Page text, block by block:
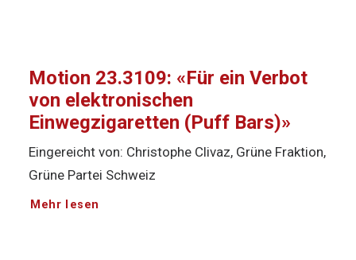
Motion 23.3109: «Für ein Verbot
von elektronischen
Einwegzigaretten (Puff Bars)»
Eingereicht von: Christophe Clivaz, Grüne Fraktion,
Grüne Partei Schweiz
Mehr lesen